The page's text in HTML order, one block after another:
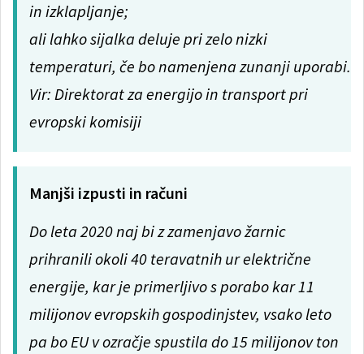
in izklapljanje;
ali lahko sijalka deluje pri zelo nizki
temperaturi, če bo namenjena zunanji uporabi.
Vir: Direktorat za energijo in transport pri
evropski komisiji
Manjši izpusti in računi
Do leta 2020 naj bi z zamenjavo žarnic
prihranili okoli 40 teravatnih ur električne
energije, kar je primerljivo s porabo kar 11
milijonov evropskih gospodinjstev, vsako leto
pa bo EU v ozračje spustila do 15 milijonov ton